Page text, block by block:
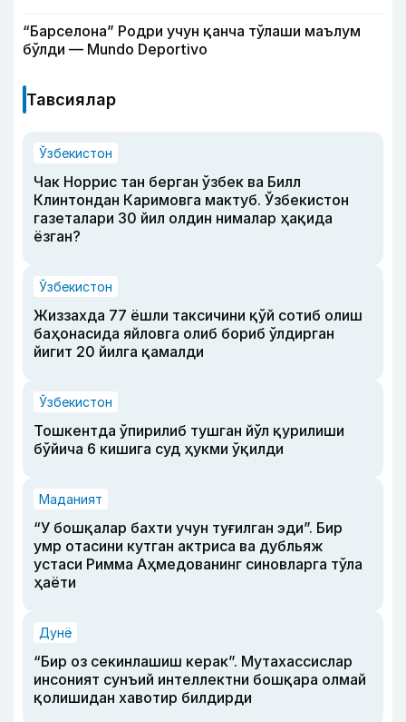
“Барселона” Родри учун қанча тўлаши маълум
бўлди — Mundo Deportivo
Тавсиялар
Ўзбекистон
Чак Норрис тан берган ўзбек ва Билл
Клинтондан Каримовга мактуб. Ўзбекистон
газеталари 30 йил олдин нималар ҳақида
ёзган?
Ўзбекистон
Жиззахда 77 ёшли таксичини қўй сотиб олиш
баҳонасида яйловга олиб бориб ўлдирган
йигит 20 йилга қамалди
Ўзбекистон
Тошкентда ўпирилиб тушган йўл қурилиши
бўйича 6 кишига суд ҳукми ўқилди
Маданият
“У бошқалар бахти учун туғилган эди”. Бир
умр отасини кутган актриса ва дубльяж
устаси Римма Аҳмедованинг синовларга тўла
ҳаёти
Дунё
“Бир оз секинлашиш керак”. Мутахассислар
инсоният сунъий интеллектни бошқара олмай
қолишидан хавотир билдирди